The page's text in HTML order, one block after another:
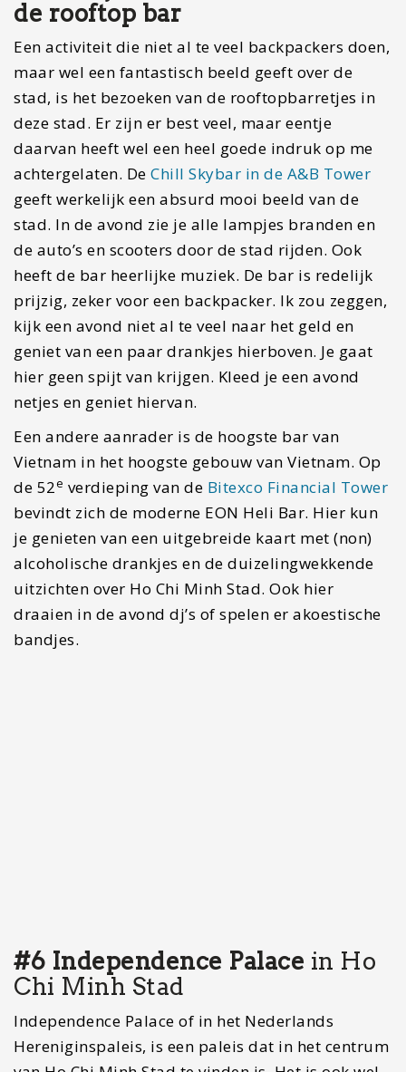
geeft werkelijk een absurd mooi beeld van de
stad. In de avond zie je alle lampjes branden en
de auto’s en scooters door de stad rijden. Ook
heeft de bar heerlijke muziek. De bar is redelijk
prijzig, zeker voor een backpacker. Ik zou zeggen,
kijk een avond niet al te veel naar het geld en
geniet van een paar drankjes hierboven. Je gaat
hier geen spijt van krijgen. Kleed je een avond
netjes en geniet hiervan.
Een andere aanrader is de hoogste bar van
Vietnam in het hoogste gebouw van Vietnam. Op
de 52everdieping van deBitexco Financial Tower
bevindt zich de moderne EON Heli Bar. Hier kun
je genieten van een uitgebreide kaart met (non)
alcoholische drankjes en de duizelingwekkende
uitzichten over Ho Chi Minh Stad. Ook hier
draaien in de avond dj’s of spelen er akoestische
bandjes.
#6 Independence Palacein Ho
Chi Minh Stad
Independence Palace of in het Nederlands
Hereniginspaleis, is een paleis dat in het centrum
van Ho Chi Minh Stad te vinden is. Het is ook wel
bekend als Reunification Paleis. Het paleis is
president gearresteerd werd.
Deze rijke historie heeft ervoor gezorgd dat dit
tegenwoordig een toeristische trekpleister
geworden is. Binnen kun je verschillende zalen